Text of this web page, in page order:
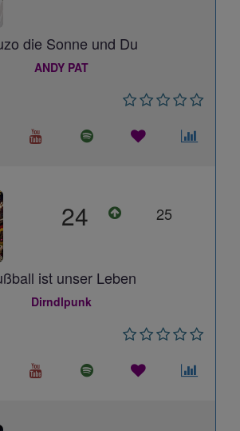
die Sonne und Du
ANDY PAT
24 25
ist unser Leben
Dirndlpunk